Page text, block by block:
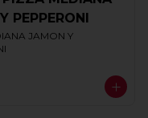
PEPPERONI
JAMON Y